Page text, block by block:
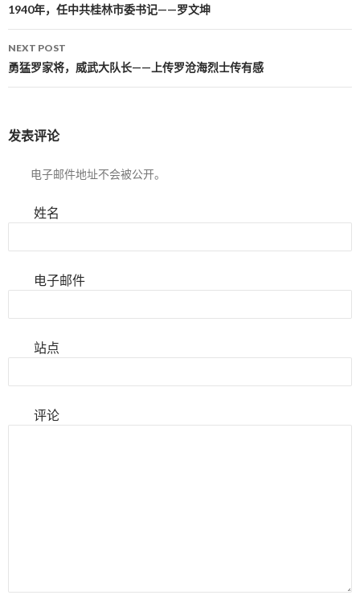
Post navigation
1940年，任中共桂林市委书记——罗文坤
NEXT POST
勇猛罗家将，威武大队长——上传罗沧海烈士传有感
发表评论
电子邮件地址不会被公开。
姓名
电子邮件
站点
评论